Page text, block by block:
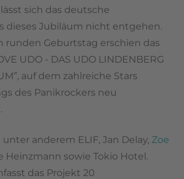
sich das deutsche
dieses Jubiläum nicht entgehen.
runden Geburtstag erschien das
UDO - DAS UDO LINDENBERG
auf dem zahlreiche Stars
des Panikrockers neu
anderem ELIF, Jan Delay, Zoe
Heinzmann sowie Tokio Hotel.
das Projekt 20